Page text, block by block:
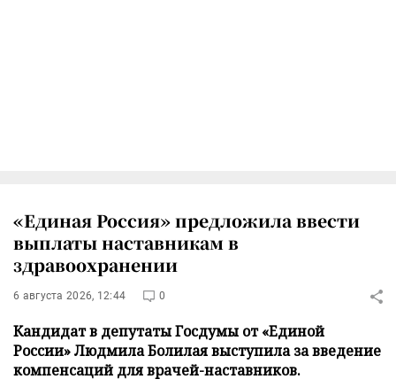
«Единая Россия» предложила ввести
выплаты наставникам в
здравоохранении
6 августа 2026, 12:44 0
Кандидат в депутаты Госдумы от «Единой
России» Людмила Болилая выступила за введение
компенсаций для врачей-наставников.